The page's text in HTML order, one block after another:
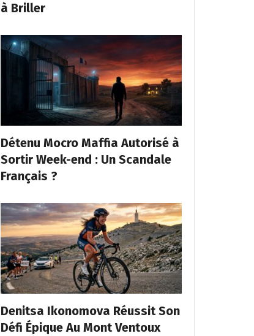
à Briller
Détenu Mocro Maffia Autorisé à
Sortir Week-end : Un Scandale
Français ?
Denitsa Ikonomova Réussit Son
Défi Épique Au Mont Ventoux